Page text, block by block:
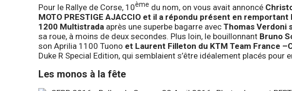
Pour le Rallye de Corse, 10ème du nom, on vous avait annoncé
MOTO PRESTIGE AJACCIO et il a répondu présent en remportant
1200 Multistrada après une superbe bagarre avec Thomas Verdoni
sa roue, à moins de deux secondes. Plus loin, le bouillonnant Bruno
son Aprilia 1100 Tuono et Laurent Filleton du KTM Team France
Duke R Special Edition, qui semblaient s’être idéalement placés pour
Les monos à la fête